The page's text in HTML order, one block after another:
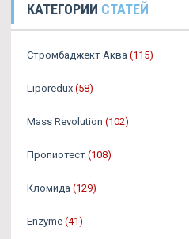
КАТЕГОРИИ СТАТЕЙ
Стромбаджект Аква (115)
Liporedux (58)
Mass Revolution (102)
Пропиотест (108)
Кломида (129)
Enzyme (41)